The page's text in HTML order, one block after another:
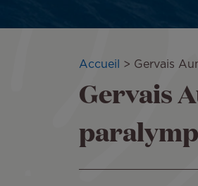
Fil
Accueil Gervais
Gervais